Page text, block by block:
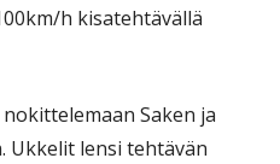
h kisatehtävällä
Saken ja
Ukkelit lensi tehtävän